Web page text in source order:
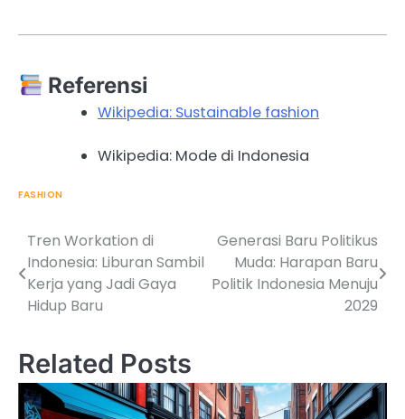
Referensi
Wikipedia: Sustainable fashion
Wikipedia: Mode di Indonesia
FASHION
Post
navigation
Tren Workation di
Indonesia: Liburan Sambil
Kerja yang Jadi Gaya
Hidup Baru
Generasi Baru Politikus
Muda: Harapan Baru
Politik Indonesia Menuju
2029
Related Posts